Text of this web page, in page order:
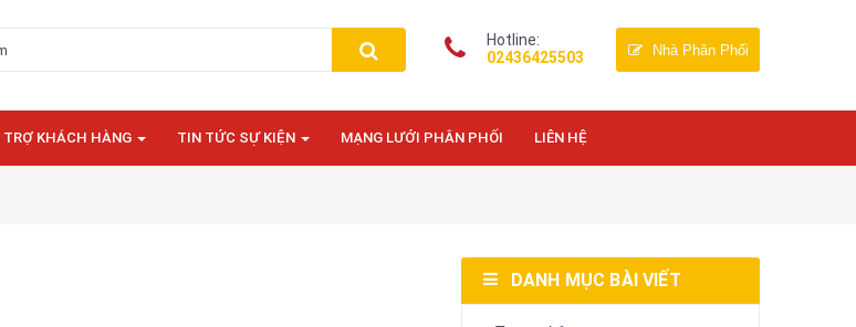
Hotline:
02436425503
Nhà Phân Phối
TRỢ KHÁCH HÀNG TIN TỨC SỰ KIỆN MẠNG LƯỚI PHÂN PHỐI LIÊN HỆ
DANH MỤC BÀI VIẾT